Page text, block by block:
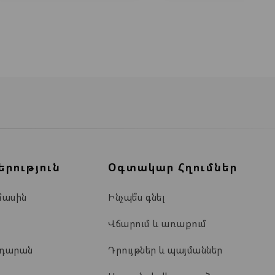
Օգտակար Հղումներ
Ինչպե՞ս գնել
Վճարում և առաքում
Դրույթներ և պայմաններ